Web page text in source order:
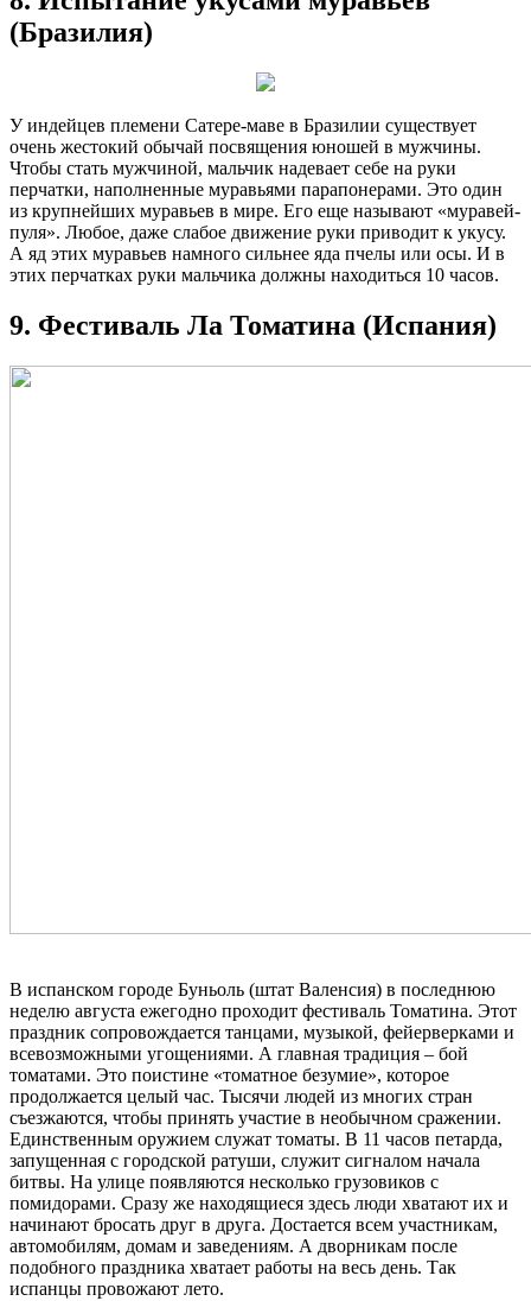
(Бразилия)
У индейцев племени Сатере-маве в Бразилии существует
очень жестокий обычай посвящения юношей в мужчины.
Чтобы стать мужчиной, мальчик надевает себе на руки
перчатки, наполненные муравьями парапонерами. Это один
из крупнейших муравьев в мире. Его еще называют «муравей-
пуля». Любое, даже слабое движение руки приводит к укусу.
А яд этих муравьев намного сильнее яда пчелы или осы. И в
этих перчатках руки мальчика должны находиться 10 часов.
9. Фестиваль Ла Томатина (Испания)
В испанском городе Буньоль (штат Валенсия) в последнюю
неделю августа ежегодно проходит фестиваль Томатина. Этот
праздник сопровождается танцами, музыкой, фейерверками и
всевозможными угощениями. А главная традиция – бой
томатами. Это поистине «томатное безумие», которое
продолжается целый час. Тысячи людей из многих стран
съезжаются, чтобы принять участие в необычном сражении.
Единственным оружием служат томаты. В 11 часов петарда,
запущенная с городской ратуши, служит сигналом начала
битвы. На улице появляются несколько грузовиков с
помидорами. Сразу же находящиеся здесь люди хватают их и
начинают бросать друг в друга. Достается всем участникам,
автомобилям, домам и заведениям. А дворникам после
подобного праздника хватает работы на весь день. Так
испанцы провожают лето.